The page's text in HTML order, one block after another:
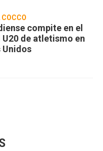
compite en el
de atletismo en
Unidos